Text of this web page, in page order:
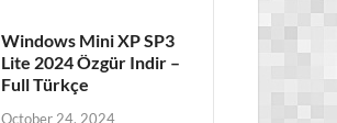
Windows Mini XP SP3
Lite 2024 Özgür Indir –
Full Türkçe
October 24, 2024